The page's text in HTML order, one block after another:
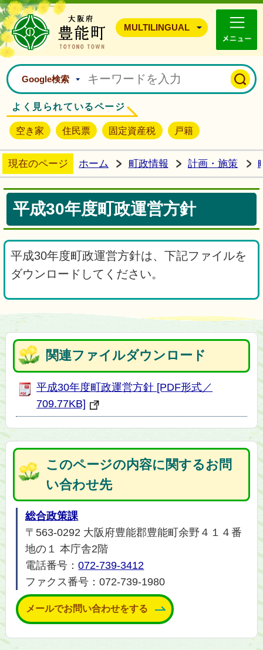
豊能町ホームページ
MULTILINGUAL
Google検索
よく見られているページ
空き家 住民票 固定資産税 戸籍
現在のページ ホーム 町政情報 計画・施策
平成30年度町政運営方針
平成30年度町政運営方針は、下記ファイルを
ダウンロードしてください。
関連ファイルダウンロード
平成30年度町政運営方針 [PDF形式／
709.77KB]
このページの内容に関するお問
い合わせ先
総合政策課
〒563-0292 大阪府豊能郡豊能町余野４１４番
地の１ 本庁舎2階
電話番号：072-739-3412
ファクス番号：072-739-1980
メールでお問い合わせをする